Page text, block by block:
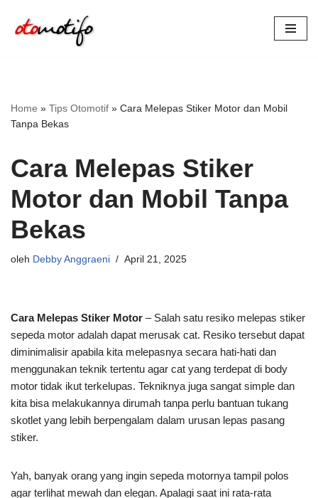
Lompat
Home » Tips Otomotif » Cara Melepas Stiker Motor dan Mobil
Tanpa Bekas
Cara Melepas Stiker
Motor dan Mobil Tanpa
Bekas
oleh Debby Anggraeni April 21, 2025
Cara Melepas Stiker Motor – Salah satu resiko melepas stiker
sepeda motor adalah dapat merusak cat. Resiko tersebut dapat
diminimalisir apabila kita melepasnya secara hati-hati dan
menggunakan teknik tertentu agar cat yang terdepat di body
motor tidak ikut terkelupas. Tekniknya juga sangat simple dan
kita bisa melakukannya dirumah tanpa perlu bantuan tukang
skotlet yang lebih berpengalam dalam urusan lepas pasang
stiker.
Yah, banyak orang yang ingin sepeda motornya tampil polos
agar terlihat mewah dan elegan. Apalagi saat ini rata-rata